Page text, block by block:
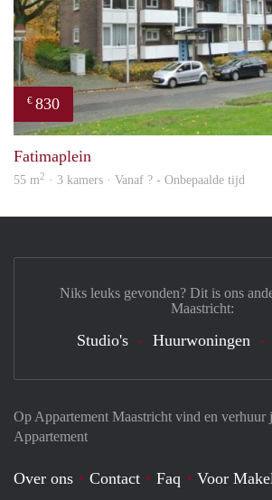
€ 830
Fatimaplein
55 m2 · 3 kamers · Vanaf ? - Onbepaalde tijd
Op Appartement Maastricht vind en verhuur
Appartement
Over ons Contact Faq Voor
Niks leuks gevonden? Dit is ons
Maastricht:
Studio's Huurwoningen